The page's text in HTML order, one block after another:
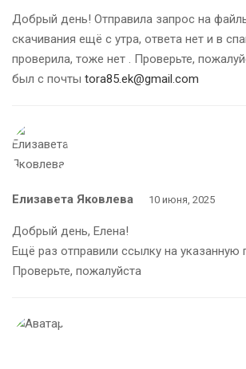
Добрый день! Отправила запрос на
скачивания ещё с утра, ответа нет и в
проверила, тоже нет . Проверьте,
был с почты tora85.ek@gmail.com
Елизавета Яковлева 10 июня, 2025
Добрый день, Елена!
Ещё раз отправили ссылку на указанную
Проверьте, пожалуйста